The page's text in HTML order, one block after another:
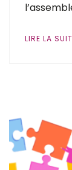
LIRE LA